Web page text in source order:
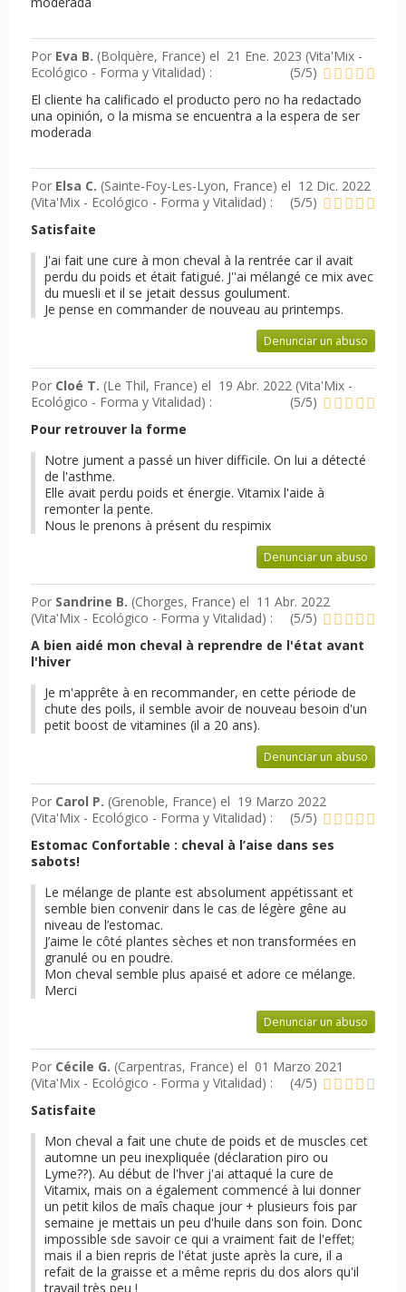
Por Eva B. (Bolquère, France) el 21 Ene. 2023 (Vita'Mix -
Ecológico - Forma y Vitalidad) : (5/5)
El cliente ha calificado el producto pero no ha redactado
una opinión, o la misma se encuentra a la espera de ser
moderada
Por Elsa C. (Sainte-Foy-Les-Lyon, France) el 12 Dic. 2022
(Vita'Mix - Ecológico - Forma y Vitalidad) : (5/5)
Satisfaite
J'ai fait une cure à mon cheval à la rentrée car il avait
perdu du poids et était fatigué. J''ai mélangé ce mix avec
du muesli et il se jetait dessus goulument.
Je pense en commander de nouveau au printemps.
Denunciar un abuso
Por Cloé T. (Le Thil, France) el 19 Abr. 2022 (Vita'Mix -
Ecológico - Forma y Vitalidad) : (5/5)
Pour retrouver la forme
Notre jument a passé un hiver difficile. On lui a détecté
de l'asthme.
Elle avait perdu poids et énergie. Vitamix l'aide à
remonter la pente.
Nous le prenons à présent du respimix
Denunciar un abuso
Por Sandrine B. (Chorges, France) el 11 Abr. 2022
(Vita'Mix - Ecológico - Forma y Vitalidad) : (5/5)
A bien aidé mon cheval à reprendre de l'état avant
l'hiver
Je m'apprête à en recommander, en cette période de
chute des poils, il semble avoir de nouveau besoin d'un
petit boost de vitamines (il a 20 ans).
Denunciar un abuso
Por Carol P. (Grenoble, France) el 19 Marzo 2022
(Vita'Mix - Ecológico - Forma y Vitalidad) : (5/5)
Estomac Confortable : cheval à l’aise dans ses
sabots!
Le mélange de plante est absolument appétissant et
semble bien convenir dans le cas de légère gêne au
niveau de l’estomac.
J’aime le côté plantes sèches et non transformées en
granulé ou en poudre.
Mon cheval semble plus apaisé et adore ce mélange.
Merci
Denunciar un abuso
Por Cécile G. (Carpentras, France) el 01 Marzo 2021
(Vita'Mix - Ecológico - Forma y Vitalidad) : (4/5)
Satisfaite
Mon cheval a fait une chute de poids et de muscles cet
automne un peu inexpliquée (déclaration piro ou
Lyme??). Au début de l'hver j'ai attaqué la cure de
Vitamix, mais on a également commencé à lui donner
un petit kilos de maîs chaque jour + plusieurs fois par
semaine je mettais un peu d'huile dans son foin. Donc
impossible sde savoir ce qui a vraiment fait de l'effet;
mais il a bien repris de l'état juste après la cure, il a
refait de la graisse et a même repris du dos alors qu'il
travail très peu !